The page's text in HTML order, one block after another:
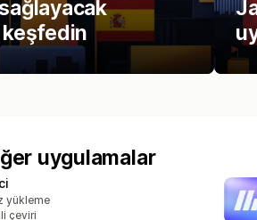
keşfedin
uygulamalar
yükleme
çeviri